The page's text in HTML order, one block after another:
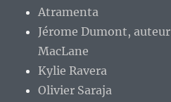
Atramenta
Jérome Dumont,
MacLane
Kylie Ravera
Olivier Saraja